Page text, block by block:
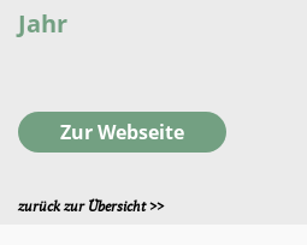
Jahr
Zur Webseite
zurück zur Übersicht >>